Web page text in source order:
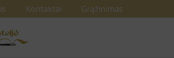
Kontaktai Grąžinimas